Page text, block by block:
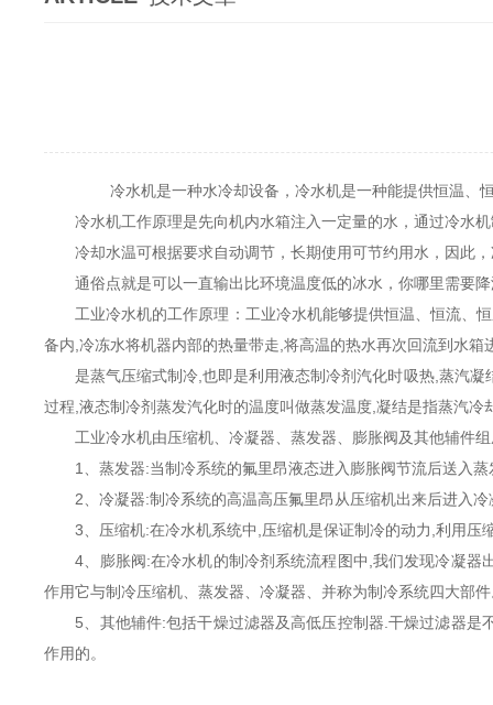
冷水机是一种水冷却设备，冷水机是一种能提供恒温、
冷水机工作原理是先向机内水箱注入一定量的水，通过冷水机
冷却水温可根据要求自动调节，长期使用可节约用水，因此，
通俗点就是可以一直输出比环境温度低的冰水，你哪里需要降
工业冷水机的工作原理：工业冷水机能够提供恒温、恒流、恒
备内,冷冻水将机器内部的热量带走,将高温的热水再次回流到水
是蒸气压缩式制冷,也即是利用液态制冷剂汽化时吸热,蒸汽凝
过程,液态制冷剂蒸发汽化时的温度叫做蒸发温度,凝结是指蒸汽
工业冷水机由压缩机、冷凝器、蒸发器、膨胀阀及其他辅件组
1、蒸发器:当制冷系统的氟里昂液态进入膨胀阀节流后送入蒸
2、冷凝器:制冷系统的高温高压氟里昂从压缩机出来后进入冷
3、压缩机:在冷水机系统中,压缩机是保证制冷的动力,利用压
4、膨胀阀:在冷水机的制冷剂系统流程图中,我们发现冷凝器
作用它与制冷压缩机、蒸发器、冷凝器、并称为制冷系统四大部
5、其他辅件:包括干燥过滤器及高低压控制器.干燥过滤器是
作用的。